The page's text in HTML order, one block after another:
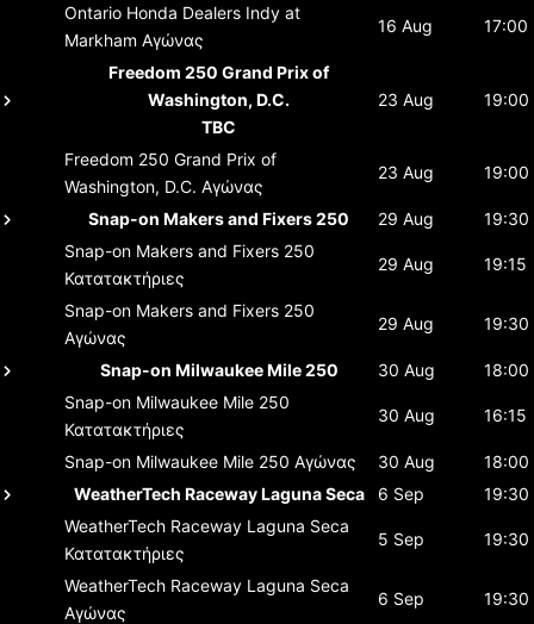
Ontario Honda Dealers Indy at
Markham Αγώνας
16 Aug 17:00
Freedom 250 Grand Prix of
Washington, D.C.
TBC
23 Aug 19:00
Freedom 250 Grand Prix of
Washington, D.C. Αγώνας
23 Aug 19:00
Snap-on Makers and Fixers 250 29 Aug
19:30
Snap-on Makers and Fixers 250
Κατατακτήριες
29 Aug 19:15
Snap-on Makers and Fixers 250
Αγώνας
29 Aug 19:30
Snap-on Milwaukee Mile 250 30 Aug
18:00
Snap-on Milwaukee Mile 250
Κατατακτήριες
30 Aug 16:15
Snap-on Milwaukee Mile 250 Αγώνας 30 Aug
18:00
WeatherTech Raceway Laguna Seca
6 Sep
19:30
WeatherTech Raceway Laguna Seca
Κατατακτήριες
5 Sep 19:30
WeatherTech Raceway Laguna Seca
Αγώνας
6 Sep 19:30